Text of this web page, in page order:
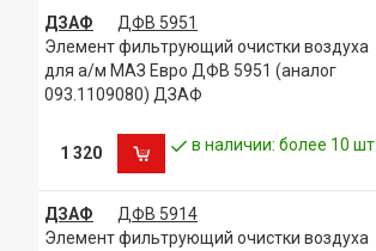
ДЗАФ
ДФВ 5951
Элемент фильтрующий очистки воздуха
для а/м МАЗ Евро ДФВ 5951 (аналог
093.1109080) ДЗАФ
1 320 в наличии: более 10 шт.
ДЗАФ
ДФВ 5914
Элемент фильтрующий очистки воздуха